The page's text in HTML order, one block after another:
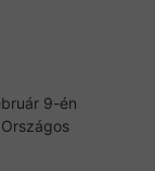
9-én